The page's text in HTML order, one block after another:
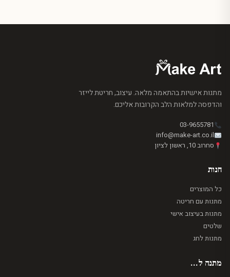
מתנות אישיות בהתאמה מלאה. עיצוב, חריטת לייזר
והדפסה למלאות הלב הקרובות אליכם.
03-9655781
info@make-art.co.il
סחרוב 10, ראשון לציון
חנות
כל המוצרים
מתנות עם חריטה
מתנות בעיצוב אישי
שלטים
מתנות לחג
מתנה ל...